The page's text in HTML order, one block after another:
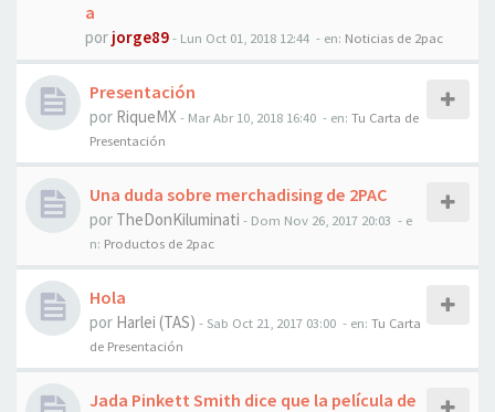
a
por jorge89- Lun Oct 01, 2018 12:44 - en: Noticias de 2pac
Presentación
por RiqueMX- Mar Abr 10, 2018 16:40 - en: Tu Carta de
Presentación
Una duda sobre merchadising de 2PAC
por TheDonKiluminati - Dom Nov 26, 2017 20:03 - e
n: Productos de 2pac
Hola
por Harlei (TAS) - Sab Oct 21, 2017 03:00 - en: Tu Carta
de Presentación
Jada Pinkett Smith dice que la película de